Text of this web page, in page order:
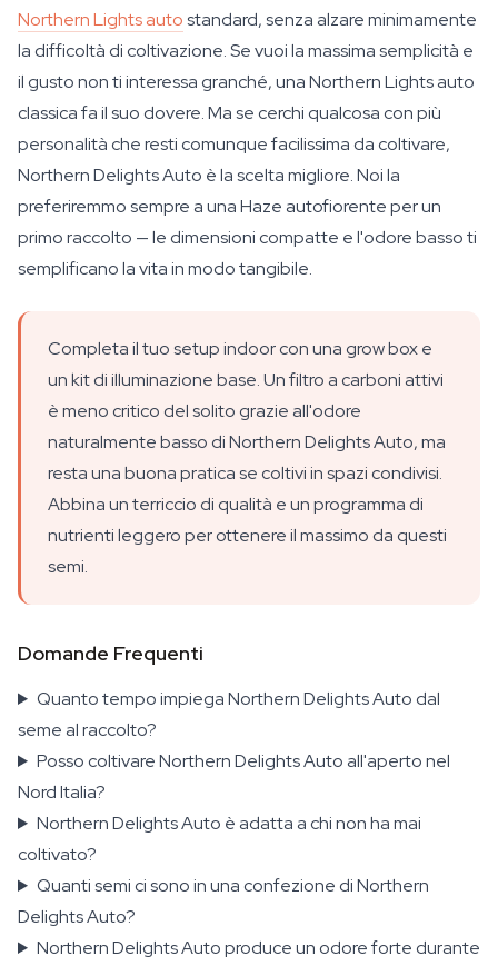
Northern Lights autostandard, senza alzare minimamente
la difficoltà di coltivazione. Se vuoi la massima semplicità e
il gusto non ti interessa granché, una Northern Lights auto
classica fa il suo dovere. Ma se cerchi qualcosa con più
personalità che resti comunque facilissima da coltivare,
Northern Delights Auto è la scelta migliore. Noi la
preferiremmo sempre a una Haze autofiorente per un
primo raccolto — le dimensioni compatte e l'odore basso ti
semplificano la vita in modo tangibile.
Completa il tuo setup indoor con una grow box e
un kit di illuminazione base. Un filtro a carboni attivi
è meno critico del solito grazie all'odore
naturalmente basso di Northern Delights Auto, ma
resta una buona pratica se coltivi in spazi condivisi.
Abbina un terriccio di qualità e un programma di
nutrienti leggero per ottenere il massimo da questi
semi.
Domande Frequenti
Quanto tempo impiega Northern Delights Auto dal
seme al raccolto?
Posso coltivare Northern Delights Auto all'aperto nel
Nord Italia?
Northern Delights Auto è adatta a chi non ha mai
coltivato?
Quanti semi ci sono in una confezione di Northern
Delights Auto?
Northern Delights Auto produce un odore forte durante